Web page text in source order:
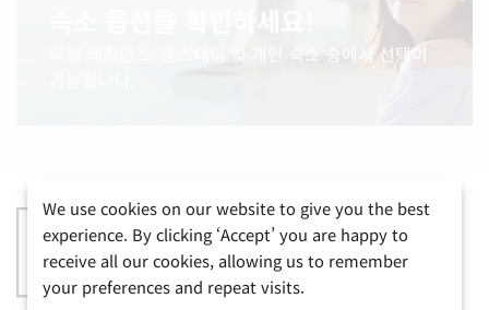
숙소 옵션을 확인하세요!
학생 레지던스, 홈스테이 및 개인 숙소 중에서 선택이
We use cookies on our website to give you the best
experience. By clicking ‘Accept’ you are happy to
receive all our cookies, allowing us to remember
your preferences and repeat visits.